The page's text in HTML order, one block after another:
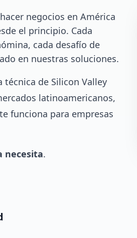
negocios en América
el principio. Cada
cada desafío de
en nuestras soluciones.
de Silicon Valley
latinoamericanos,
funciona para empresas
necesita.